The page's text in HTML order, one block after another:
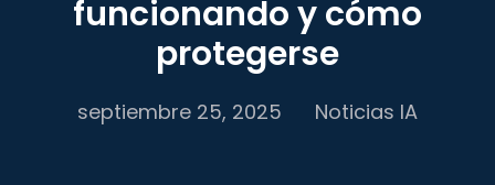
funcionando y cómo
protegerse
septiembre 25, 2025 Noticias IA